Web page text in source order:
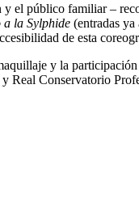
público familiar –
a la Sylphide (entradas
de esta
y la
Real Conservatorio